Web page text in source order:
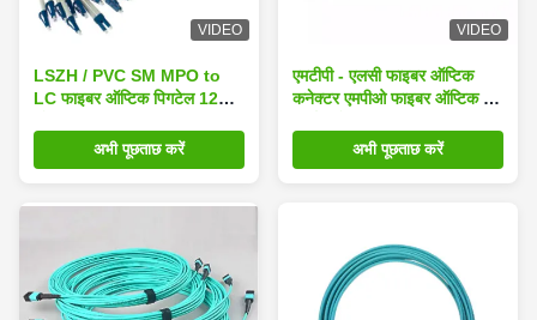
VIDEO
LSZH / PVC SM MPO to
LC फाइबर ऑप्टिक पिगटेल 12
अभी पूछताछ करें
VIDEO
एमटीपी - एलसी फाइबर ऑप्टिक
कनेक्टर एमपीओ फाइबर ऑप्टिक पैच
अभी पूछताछ करें